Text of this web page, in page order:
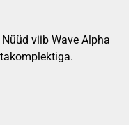
viib Wave Alpha